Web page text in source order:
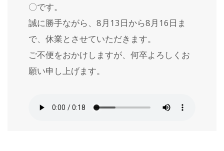
〇です。
誠に勝手ながら、8月13日から8月16日ま
で、休業とさせていただきます。
ご不便をおかけしますが、何卒よろしくお
願い申し上げます。